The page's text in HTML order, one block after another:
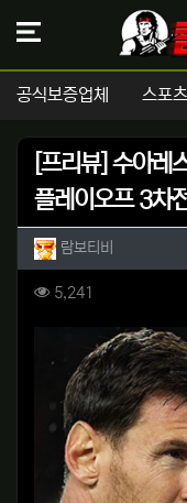
공식보증업체 스포
[프리뷰] 수아레
플레이오프 3차
작성자 정보
람보티비
컨텐츠 정보
5,241